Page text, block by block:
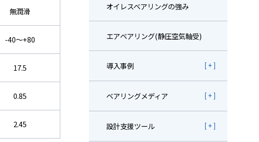
無潤滑
-40～+80
17.5
0.85
2.45
オイレスベアリングの強み
エアベアリング(静圧空気軸受)
導入事例
ベアリングメディア
設計支援ツール